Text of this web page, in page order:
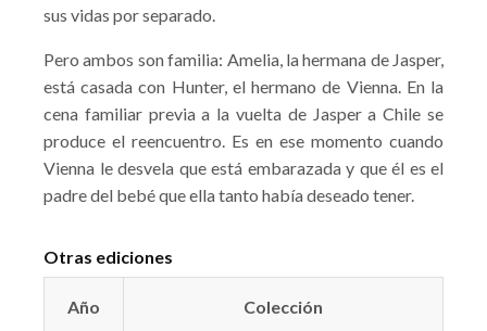
sus vidas por separado.
Pero ambos son familia: Amelia, la hermana de Jasper,
está casada con Hunter, el hermano de Vienna. En la
cena familiar previa a la vuelta de Jasper a Chile se
produce el reencuentro. Es en ese momento cuando
Vienna le desvela que está embarazada y que él es el
padre del bebé que ella tanto había deseado tener.
Otras ediciones
Año Colección